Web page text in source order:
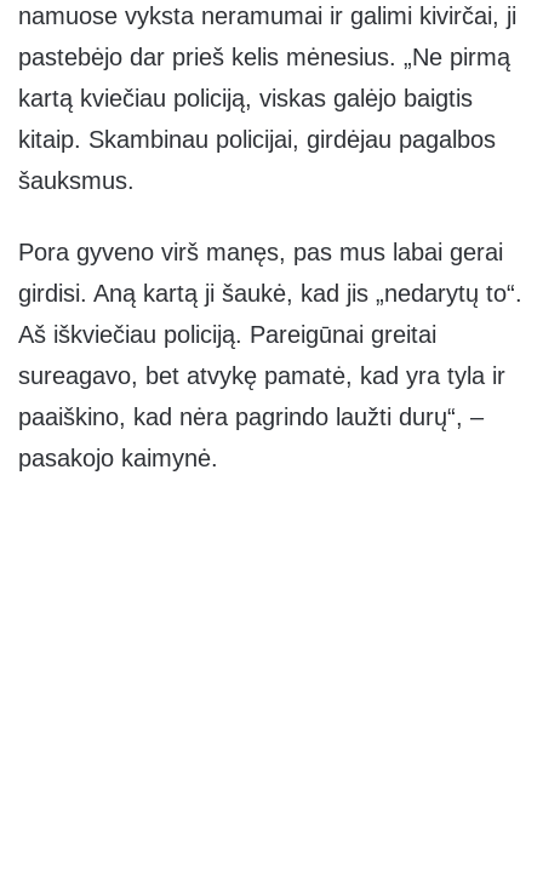
namuose vyksta neramumai ir galimi kivirčai, ji
pastebėjo dar prieš kelis mėnesius. „Ne pirmą
kartą kviečiau policiją, viskas galėjo baigtis
kitaip. Skambinau policijai, girdėjau pagalbos
šauksmus.
Pora gyveno virš manęs, pas mus labai gerai
girdisi. Aną kartą ji šaukė, kad jis „nedarytų to“.
Aš iškviečiau policiją. Pareigūnai greitai
sureagavo, bet atvykę pamatė, kad yra tyla ir
paaiškino, kad nėra pagrindo laužti durų“, –
pasakojo kaimynė.